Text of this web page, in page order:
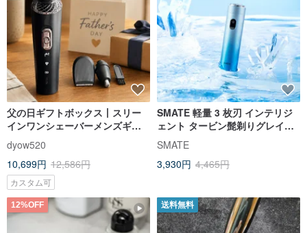
父の日ギフトボックス丨スリー
インワンシェーバーメンズギフ
トボックススマート電気髭剃
り、彼氏へのギフトに
dyow520
10,699円 12,586円
カスタム可
SMATE 軽量 3 枚刃 インテリジ
ェント タービン髭剃りグレイシ
ャーブルーST-R121
SMATE
3,930円 4,465円
12%OFF 送料無料